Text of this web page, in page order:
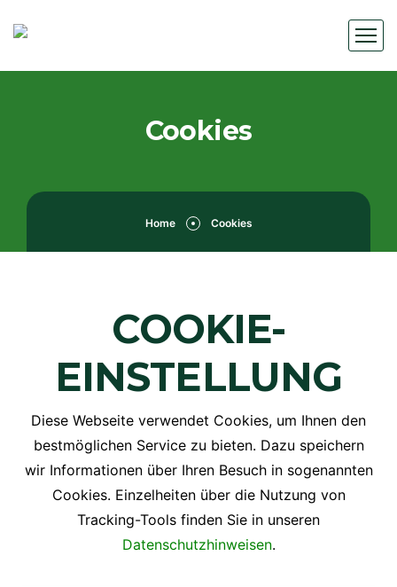
Cookies
Home Cookies
COOKIE-
EINSTELLUNG
Diese Webseite verwendet Cookies, um Ihnen den
bestmöglichen Service zu bieten. Dazu speichern
wir Informationen über Ihren Besuch in sogenannten
Cookies. Einzelheiten über die Nutzung von
Tracking-Tools finden Sie in unseren
Datenschutzhinweisen.